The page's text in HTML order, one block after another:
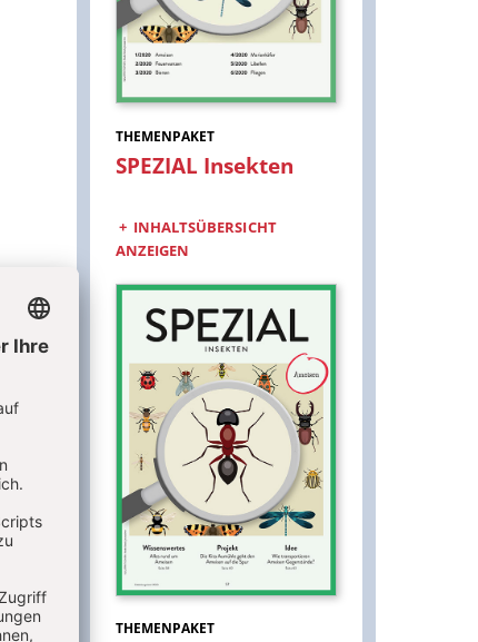
THEMENPAKET
:SPEZIAL Insekten
INHALTSÜBERSICHT
ANZEIGEN
THEMENPAKET